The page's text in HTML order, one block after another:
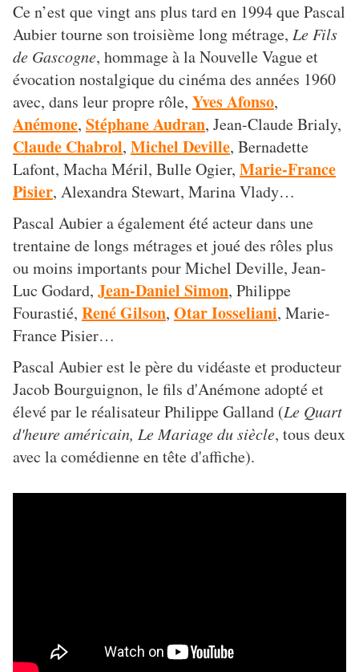
Ce n’est que vingt ans plus tard en 1994 que Pascal
Aubier tourne son troisième long métrage, Le Fils
de Gascogne, hommage à la Nouvelle Vague et
évocation nostalgique du cinéma des années 1960
avec, dans leur propre rôle, Yves Afonso,
Anémone, Stéphane Audran, Jean-Claude Brialy,
Claude Chabrol, Michel Deville, Bernadette
Lafont, Macha Méril, Bulle Ogier, Marie-France
Pisier, Alexandra Stewart, Marina Vlady…
Pascal Aubier a également été acteur dans une
trentaine de longs métrages et joué des rôles plus
ou moins importants pour Michel Deville, Jean-
Luc Godard, Jean-Daniel Simon, Philippe
Fourastié, René Gilson, Otar Iosseliani, Marie-
France Pisier…
Pascal Aubier est le père du vidéaste et producteur
Jacob Bourguignon, le fils d'Anémone adopté et
élevé par le réalisateur Philippe Galland (Le Quart
d'heure américain, Le Mariage du siècle, tous deux
avec la comédienne en tête d'affiche).